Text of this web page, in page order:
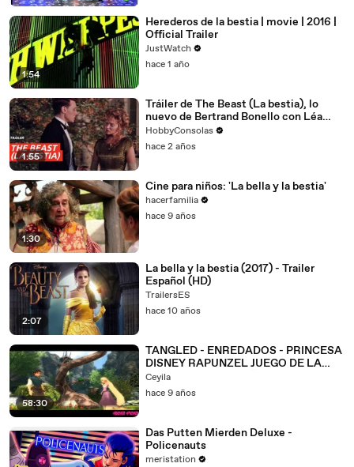
1:54
Herederos de la bestia | movie | 2016 |
Official Trailer
JustWatch
hace 1 año
1:55
Tráiler de The Beast (La bestia), lo
nuevo de Bertrand Bonello con Léa
Seydoux y George MacKay
HobbyConsolas
hace 2 años
1:30
Cine para niños: 'La bella y la bestia'
hacerfamilia
hace 9 años
2:07
La bella y la bestia (2017) - Trailer
Español (HD)
TrailersES
hace 10 años
58:30
TANGLED - ENREDADOS - PRINCESA
DISNEY RAPUNZEL JUEGO DE LA
PELICULA EN ESPAÑOL
Ceyila
hace 9 años
Das Putten Mierden Deluxe -
Policenauts
meristation